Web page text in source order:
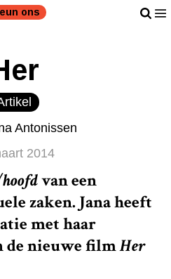
ons
Antonissen
2014
van een
zaken. Jana heeft
met haar
de nieuwe filmHer